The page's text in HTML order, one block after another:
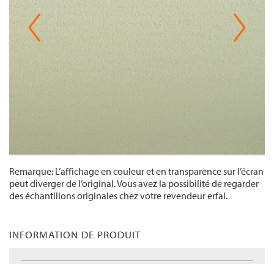
Remarque: L’affichage en couleur et en transparence sur l’écran
peut diverger de l’original. Vous avez la possibilité de regarder
des échantillons originales chez votre revendeur erfal.
INFORMATION DE PRODUIT